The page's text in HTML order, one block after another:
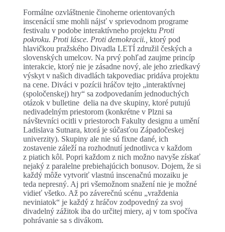
Formálne ozvláštnenie činoherne orientovaných
inscenácií sme mohli nájsť v sprievodnom programe
festivalu v podobe interaktívneho projektu Proti
pokroku. Proti lásce. Proti demokracii., ktorý pod
hlavičkou pražského Divadla LETÍ združil českých a
slovenských umelcov. Na prvý pohľad zaujme princíp
interakcie, ktorý nie je zásadne nový, ale jeho zriedkavý
výskyt v našich divadlách takpovediac pridáva projektu
na cene. Diváci v pozícii hráčov tejto „interaktívnej
(spoločenskej) hry“ sa zodpovedaním jednoduchých
otázok v bulletine delia na dve skupiny, ktoré putujú
nedivadelným priestorom (konkrétne v Plzni sa
návštevníci ocitli v priestoroch Fakulty designu a umění
Ladislava Sutnara, ktorá je súčasťou Západočeskej
univerzity). Skupiny ale nie sú fixne dané, ich
zostavenie záleží na rozhodnutí jednotlivca v každom
z piatich kôl. Popri každom z nich možno navyše získať
nejaký z paralelne prebiehajúcich bonusov. Dojem, že si
každý môže vytvoriť vlastnú inscenačnú mozaiku je
teda nepresný. Aj pri všemožnom snažení nie je možné
vidieť všetko. Až po záverečnú scénu „vraždenia
neviniatok“ je každý z hráčov zodpovedný za svoj
divadelný zážitok iba do určitej miery, aj v tom spočíva
pohrávanie sa s divákom.